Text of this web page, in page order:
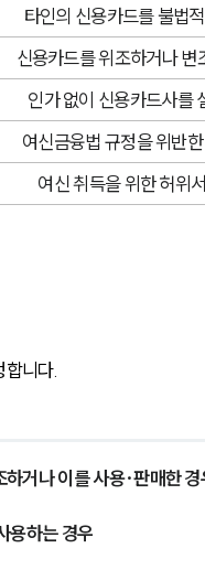
타인의 신용카드를 불법
신용카드를 위조하거나 변
인가 없이 신용카드사를
여신금융법 규정을 위반
여신 취득을 위한 허위
니다.
하거나 이를 사용·판매한 경
용하는 경우